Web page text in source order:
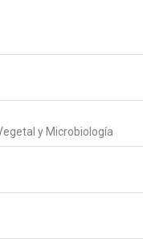
y Microbiología